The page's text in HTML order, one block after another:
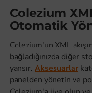
Colezium
Otomatik
Colezium'un XML
bağladığınızda diğer
yansır. Aksesuarlar
panelden yönetin ve